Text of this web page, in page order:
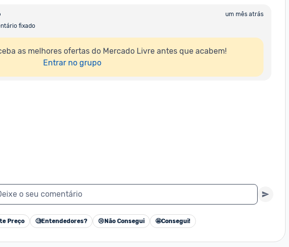
um mês atrás
fixado
as melhores ofertas do Mercado Livre antes que acabem!
Entrar no grupo
o seu comentário
Preço 🧐Entendedores? 😢 Não Consegui 🤩Consegui!